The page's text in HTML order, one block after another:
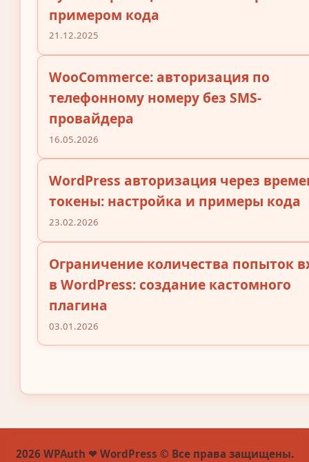
примером кода
21.12.2025
WooCommerce: авторизация по
телефонному номеру без SMS-
провайдера
16.05.2026
WordPress авторизация через
токены: настройка и примеры кода
23.02.2026
Ограничение количества попыток
в WordPress: создание кастомного
плагина
03.01.2026
2026 WPAuth ❤ WordPress © Все права защищены.